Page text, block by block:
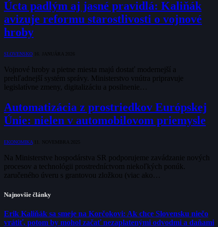
Úcta padlým aj jasné pravidlá: Kaliňák
avizuje reformu starostlivosti o vojnové
hroby
SLOVENSKO 16. JANUÁRA 2026
Vojnové hroby a pietne miesta majú dostať modernejší a
prehľadnejší systém správy. Ministerstvo vnútra pripravuje
legislatívne zmeny, digitalizáciu a posilnenie…
Automatizácia z prostriedkov Európskej
Únie: nielen v automobilovom priemysle
EKONOMIKA 11. NOVEMBRA 2025
Na Ministerstve hospodárstva SR podporujeme zavádzanie nových
procesov a technológii prostredníctvom niekoľkých ponúk.
zaručeného úveru s grantovou zložkou (viac ako…
Najnovšie články
Erik Kaliňák sa smeje na Korčokovi: Ak chce Slovensku niečo
vrátiť, potom by mohol začať nezaplatenými odvodmi a daňami